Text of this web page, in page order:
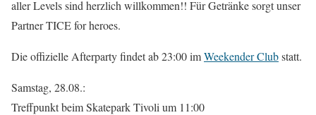
aller Levels sind herzlich willkommen!! Für Getränke sorgt unser
Partner TICE for heroes.
Die offizielle Afterparty findet ab 23:00 imWeekender Clubstatt.
Samstag, 28.08.:
Treffpunkt beim Skatepark Tivoli um 11:00